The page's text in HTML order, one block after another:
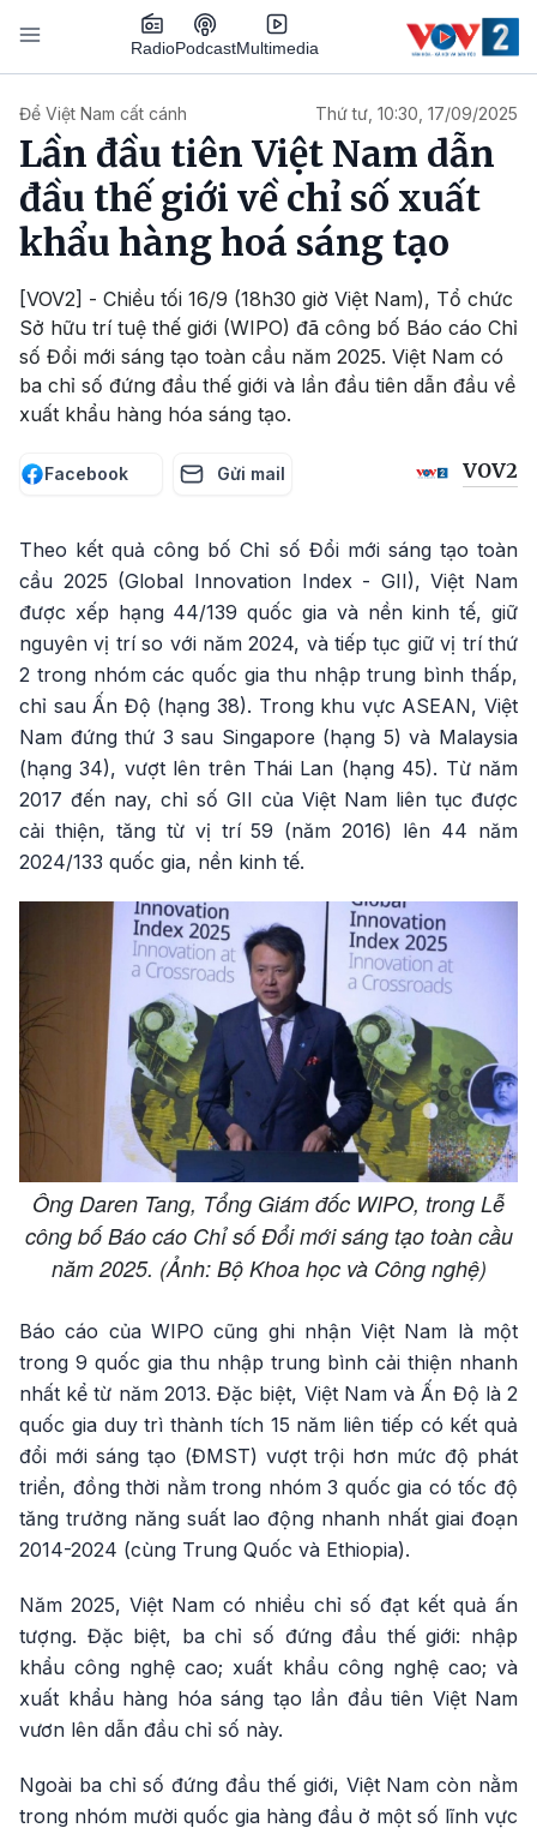
Nhảy đến nội dung
RadioPodcastMultimedia
Để Việt Nam cất cánh Thứ tư, 10:30, 17/09/2025
Lần đầu tiên Việt Nam dẫn
đầu thế giới về chỉ số xuất
khẩu hàng hoá sáng tạo
[VOV2] - Chiều tối 16/9 (18h30 giờ Việt Nam), Tổ chức
Sở hữu trí tuệ thế giới (WIPO) đã công bố Báo cáo Chỉ
số Đổi mới sáng tạo toàn cầu năm 2025. Việt Nam có
ba chỉ số đứng đầu thế giới và lần đầu tiên dẫn đầu về
xuất khẩu hàng hóa sáng tạo.
Facebook Gửi mail VOV2
Theo kết quả công bố Chỉ số Đổi mới sáng tạo toàn
cầu 2025 (Global Innovation Index - GII), Việt Nam
được xếp hạng 44/139 quốc gia và nền kinh tế, giữ
nguyên vị trí so với năm 2024, và tiếp tục giữ vị trí thứ
2 trong nhóm các quốc gia thu nhập trung bình thấp,
chỉ sau Ấn Độ (hạng 38). Trong khu vực ASEAN, Việt
Nam đứng thứ 3 sau Singapore (hạng 5) và Malaysia
(hạng 34), vượt lên trên Thái Lan (hạng 45). Từ năm
2017 đến nay, chỉ số GII của Việt Nam liên tục được
cải thiện, tăng từ vị trí 59 (năm 2016) lên 44 năm
2024/133 quốc gia, nền kinh tế.
Ông Daren Tang, Tổng Giám đốc WIPO, trong Lễ
công bố Báo cáo Chỉ số Đổi mới sáng tạo toàn cầu
năm 2025. (Ảnh: Bộ Khoa học và Công nghệ)
Báo cáo của WIPO cũng ghi nhận Việt Nam là một
trong 9 quốc gia thu nhập trung bình cải thiện nhanh
nhất kể từ năm 2013. Đặc biệt, Việt Nam và Ấn Độ là 2
quốc gia duy trì thành tích 15 năm liên tiếp có kết quả
đổi mới sáng tạo (ĐMST) vượt trội hơn mức độ phát
triển, đồng thời nằm trong nhóm 3 quốc gia có tốc độ
tăng trưởng năng suất lao động nhanh nhất giai đoạn
2014-2024 (cùng Trung Quốc và Ethiopia).
Năm 2025, Việt Nam có nhiều chỉ số đạt kết quả ấn
tượng. Đặc biệt, ba chỉ số đứng đầu thế giới: nhập
khẩu công nghệ cao; xuất khẩu công nghệ cao; và
xuất khẩu hàng hóa sáng tạo lần đầu tiên Việt Nam
vươn lên dẫn đầu chỉ số này.
Ngoài ba chỉ số đứng đầu thế giới, Việt Nam còn nằm
trong nhóm mười quốc gia hàng đầu ở một số lĩnh vực